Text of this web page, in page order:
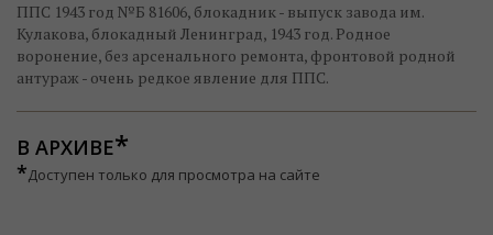
ППС 1943 год №Б 81606, блокадник - выпуск завода им.
Кулакова, блокадный Ленинград, 1943 год. Родное
воронение, без арсенального ремонта, фронтовой родной
антураж - очень редкое явление для ППС.
В АРХИВЕ
*Доступен только для просмотра на сайте